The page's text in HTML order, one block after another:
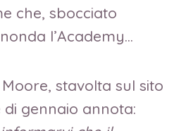
che, sbocciato
l’Academy…
stavolta sul sito
di gennaio annota: